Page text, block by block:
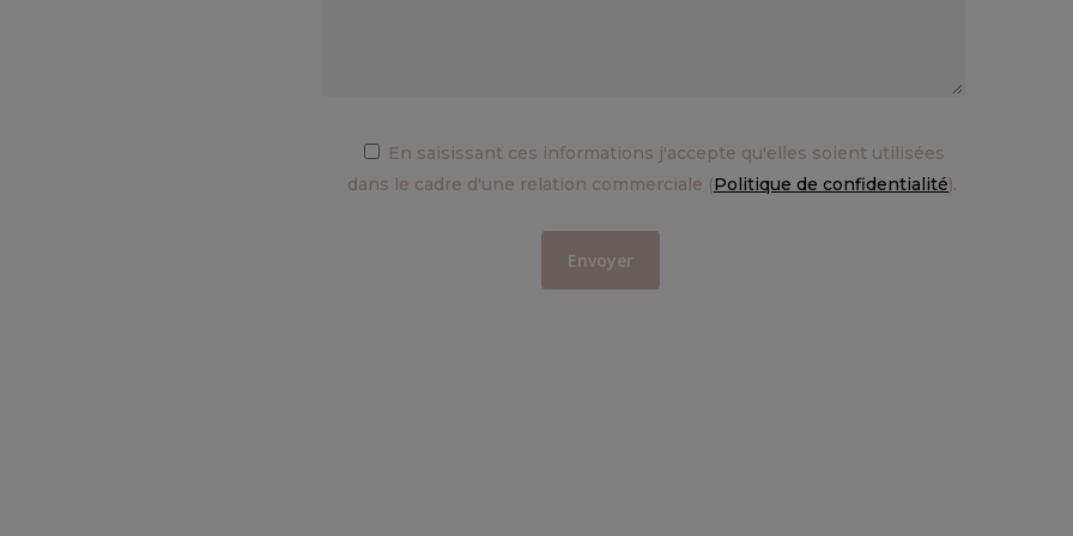
En saisissant ces informations j'accepte qu'elles soient utilisées
dans le cadre d'une relation commerciale (Politique de confidentialité).